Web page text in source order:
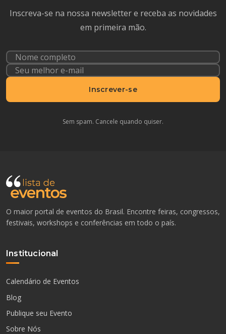
Inscreva-se na nossa newsletter e receba as novidades
em primeira mão.
Inscrever-se
Sem spam. Cancele quando quiser.
O maior portal de eventos do Brasil. Encontre feiras, congressos,
festivais, workshops e conferências em todo o país.
Institucional
Calendário de Eventos
Blog
Publique seu Evento
Sobre Nós